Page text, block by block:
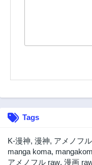
Tags
K-漫神, 漫神, アメノフ
manga koma,
アメノフル raw, 漫画